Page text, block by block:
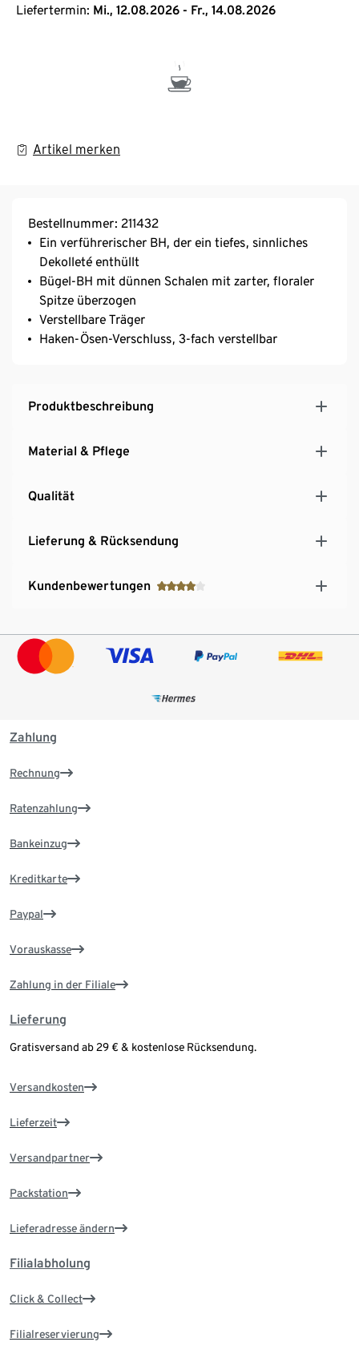
Liefertermin: Mi., 12.08.2026 - Fr., 14.08.2026
Artikel merken
Bestellnummer: 211432
Ein verführerischer BH, der ein tiefes, sinnliches
Dekolleté enthüllt
Bügel-BH mit dünnen Schalen mit zarter, floraler
Spitze überzogen
Verstellbare Träger
Haken-Ösen-Verschluss, 3-fach verstellbar
Produktbeschreibung
Material & Pflege
Qualität
Lieferung & Rücksendung
Kundenbewertungen
Zahlung
Rechnung
Ratenzahlung
Bankeinzug
Kreditkarte
Paypal
Vorauskasse
Zahlung in der Filiale
Lieferung
Gratisversand ab 29 € & kostenlose Rücksendung.
Versandkosten
Lieferzeit
Versandpartner
Packstation
Lieferadresse ändern
Filialabholung
Click & Collect
Filialreservierung